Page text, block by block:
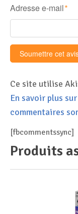
Adresse e-mail *
Ce site utilise
En savoir plus
commentaires
[fbcommentssync]
Produits